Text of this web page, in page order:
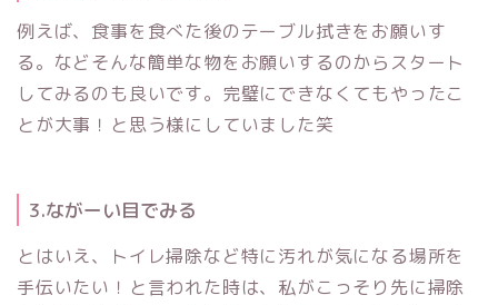
例えば、食事を食べた後のテーブル拭きをお願いす
る。などそんな簡単な物をお願いするのからスタート
してみるのも良いです。完璧にできなくてもやったこ
とが大事！と思う様にしていました笑
3.ながーい目でみる
とはいえ、トイレ掃除など特に汚れが気になる場所を
手伝いたい！と言われた時は、私がこっそり先に掃除